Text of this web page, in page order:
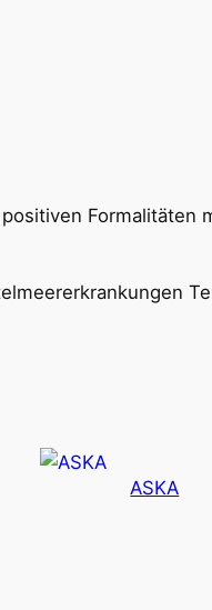
Formalitäten
ASKA